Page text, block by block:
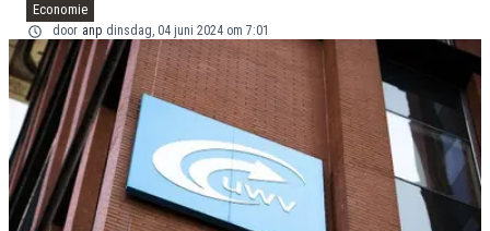
Economie
door anp dinsdag, 04 juni 2024 om 7:01